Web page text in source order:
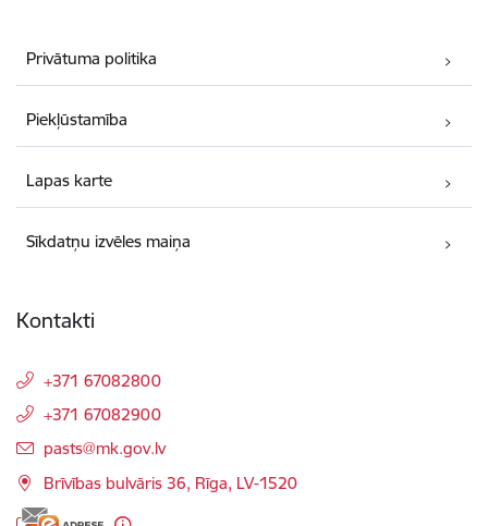
Privātuma politika
Piekļūstamība
Lapas karte
Sīkdatņu izvēles maiņa
Kontakti
+371 67082800
+371 67082900
E-pasts:
pasts@mk.gov.lv
Brīvības bulvāris 36, Rīga, LV-1520